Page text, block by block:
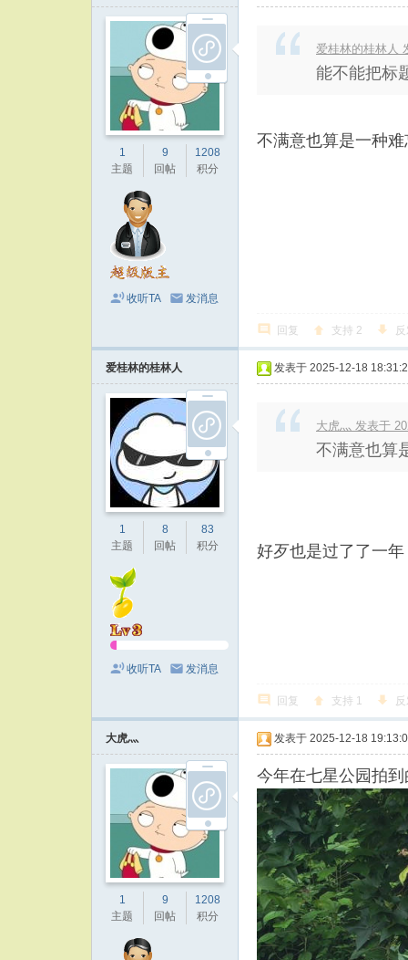
1
主题
9
回帖
1208
积分
收听TA 发消息
爱桂林的桂林人
能不能把标
不满意也算是一种
回复 支持 2
爱桂林的桂林人
1
主题
8
回帖
83
积分
收听TA 发消息
发表于 2025-12-18
大虎灬 发表于
不满意也算
好歹也是过了了一年
回复 支持 1
大虎灬
1
主题
9
回帖
1208
积分
发表于 2025-12-18
今年在七星公园拍